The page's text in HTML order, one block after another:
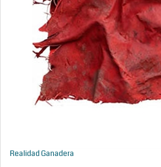
Realidad Ganadera